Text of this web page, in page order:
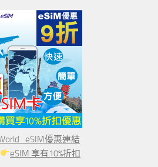
優惠連結
eSIM 享有10%折扣